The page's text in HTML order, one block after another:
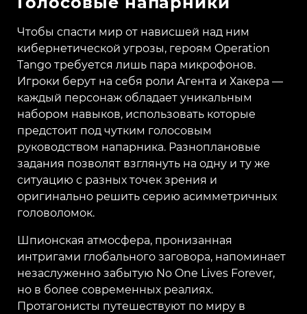
Чтобы спасти мир от нависшей над ним
кибернетической угрозы, героям Operation
Tango требуется лишь пара микрофонов.
Игроки берут на себя роли Агента и Хакера —
каждый персонаж обладает уникальным
набором навыков, использовать которые
предстоит под чутким голосовым
руководством напарника. Разноплановые
задания позволят взглянуть на одну и ту же
ситуацию с разных точек зрения и
оригинально решить серию асимметричных
головоломок.
Шпионская атмосфера, пронизанная
интригами глобального заговора, напоминает
незаслуженно забытую No One Lives Forever,
но в более современных реалиях.
Протагонисты путешествуют по миру в